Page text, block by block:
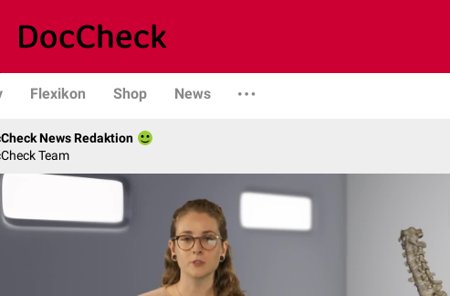
Flexikon Shop News
News Redaktion
Team